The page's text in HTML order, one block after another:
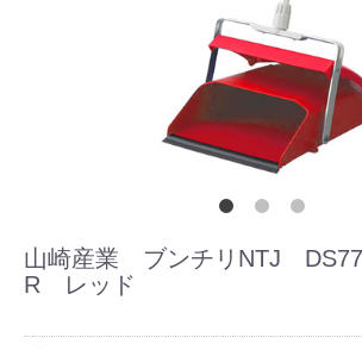
山崎産業 ブンチリNTJ
R レッド